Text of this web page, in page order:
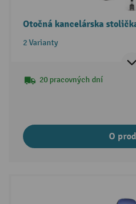
Otočná kancelárska
2 Varianty
20 pracovných dní
O